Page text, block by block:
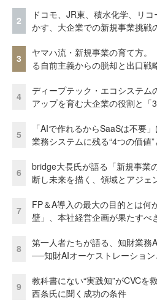
2
ドコモ、JR東、積水化学、リ
かす、大企業での新規事業挑戦
3
ヤマハ流・新規事業の育て方。
る自前主義からの脱却と出口戦
4
ディープテック・エコシステム
アップを育む大企業の役割と「3
5
「AIで作れるからSaaSは不要
業務システムに残る“4つの価値”
6
bridge大長氏が語る「新規事業
断し未来を描く、領域とアジェ
7
FP＆A導入の最大の目的とは
壁」、本社経営企画が果たすべ
8
第一人者たちが語る、知財業務
──知財AIオーケストレーション
9
教科書にない“実践知”がCVCを
西条氏に聞く成功の条件